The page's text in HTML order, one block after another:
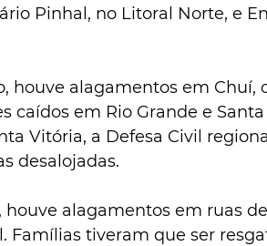
Pinhal, no Litoral Norte, e
houve alagamentos em Chuí,
caídos em Rio Grande e
Vitória, a Defesa Civil
desalojadas.
houve alagamentos em ruas
Famílias tiveram que ser